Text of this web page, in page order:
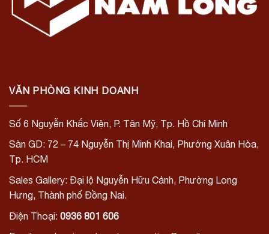
VĂN PHÒNG KINH DOANH
Số 6 Nguyễn Khắc Viện, P. Tân Mỹ, Tp. Hồ Chí Minh
Sàn GD: 72 – 74 Nguyễn Thị Minh Khai, Phường Xuân Hòa,
Tp. HCM
Sales Gallery: Đại lộ Nguyễn Hữu Cảnh, Phường Long
Hưng, Thành phố Đồng Nai.
Điện Thoại: 0936 801 606